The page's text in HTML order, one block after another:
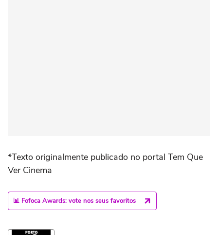
*Texto originalmente publicado no portal Tem Que
Ver Cinema
📊 Fofoca Awards: vote nos seus favoritos